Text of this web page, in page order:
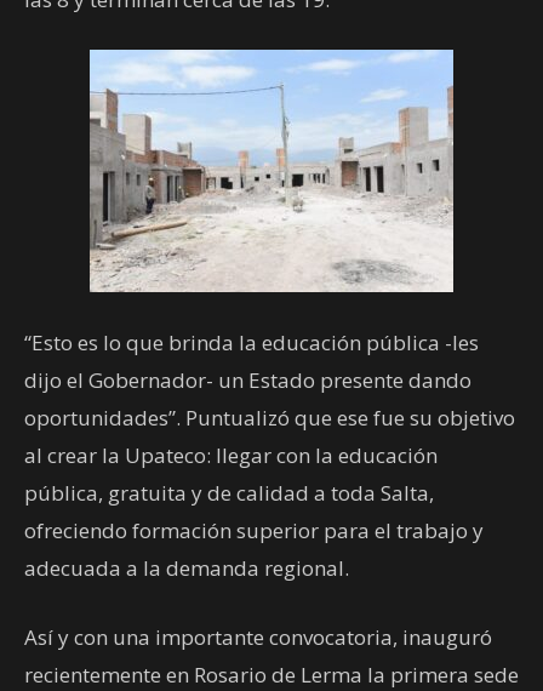
“Esto es lo que brinda la educación pública -les
dijo el Gobernador- un Estado presente dando
oportunidades”. Puntualizó que ese fue su objetivo
al crear la Upateco: llegar con la educación
pública, gratuita y de calidad a toda Salta,
ofreciendo formación superior para el trabajo y
adecuada a la demanda regional.
Así y con una importante convocatoria, inauguró
recientemente en Rosario de Lerma la primera sede